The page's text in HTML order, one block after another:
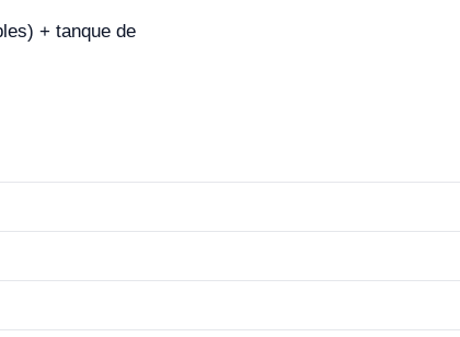
+ tanque de